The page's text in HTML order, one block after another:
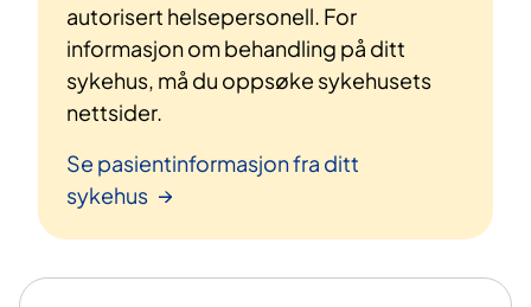
autorisert helsepersonell. For
informasjon om behandling på ditt
sykehus, må du oppsøke sykehusets
nettsider.
Se pasientinformasjon fra ditt
sykehus